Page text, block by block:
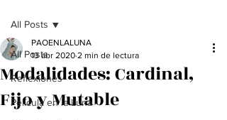
All Posts
Reflexiones
Película en la Luna
All Posts
Modalidades: Cardinal,
Fijo y Mutable
PAOENLALUNA
13 abr 2020 2 min de lectura